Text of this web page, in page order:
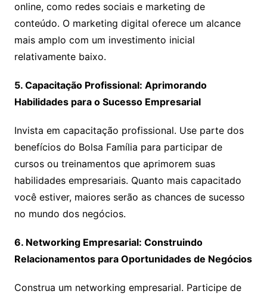
online, como redes sociais e marketing de
conteúdo. O marketing digital oferece um alcance
mais amplo com um investimento inicial
relativamente baixo.
5. Capacitação Profissional: Aprimorando
Habilidades para o Sucesso Empresarial
Invista em capacitação profissional. Use parte dos
benefícios do Bolsa Família para participar de
cursos ou treinamentos que aprimorem suas
habilidades empresariais. Quanto mais capacitado
você estiver, maiores serão as chances de sucesso
no mundo dos negócios.
6. Networking Empresarial: Construindo
Relacionamentos para Oportunidades de Negócios
Construa um networking empresarial. Participe de